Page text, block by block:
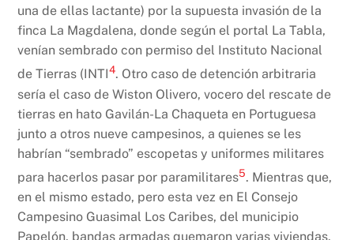
una de ellas lactante) por la supuesta invasión de la
finca La Magdalena, donde según el portal La Tabla,
venían sembrado con permiso del Instituto Nacional
de Tierras (INTI4. Otro caso de detención arbitraria
sería el caso de Wiston Olivero, vocero del rescate de
tierras en hato Gavilán-La Chaqueta en Portuguesa
junto a otros nueve campesinos, a quienes se les
habrían “sembrado” escopetas y uniformes militares
para hacerlos pasar por paramilitares5. Mientras que,
en el mismo estado, pero esta vez en El Consejo
Campesino Guasimal Los Caribes, del municipio
Papelón, bandas armadas quemaron varias viviendas,